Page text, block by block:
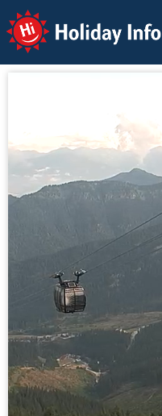
Holiday Info